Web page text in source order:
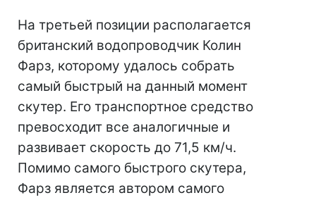
На третьей позиции располагается
британский водопроводчик Колин
Фарз, которому удалось собрать
самый быстрый на данный момент
скутер. Его транспортное средство
превосходит все аналогичные и
развивает скорость до 71,5 км/ч.
Помимо самого быстрого скутера,
Фарз является автором самого